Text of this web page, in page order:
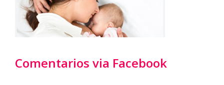
Comentarios via Facebook